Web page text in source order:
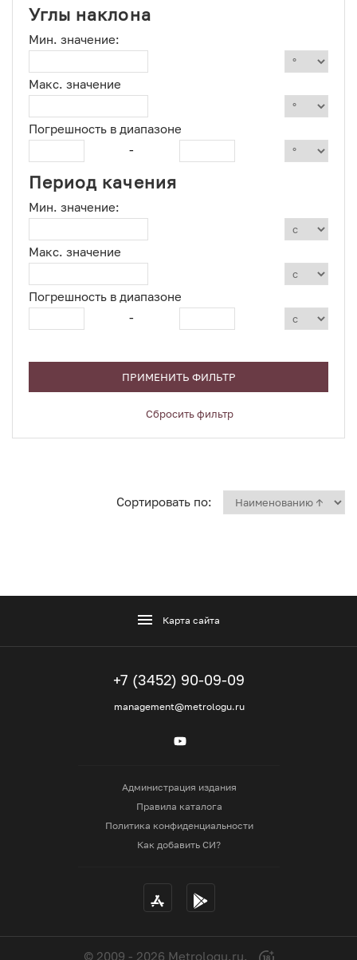
Углы наклона
Мин. значение:
Макс. значение
Погрешность в диапазоне
-
Период качения
Мин. значение:
Макс. значение
Погрешность в диапазоне
-
ПРИМЕНИТЬ ФИЛЬТР
Сбросить фильтр
Сортировать по:
Карта сайта
+7 (3452) 90-09-09
management@metrologu.ru
Администрация издания
Правила каталога
Политика конфиденциальности
Как добавить СИ?
© 2009 - 2026 Metrologu.ru.